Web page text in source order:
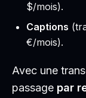
$/mois).
Captions
€/mois).
Avec une
passage par